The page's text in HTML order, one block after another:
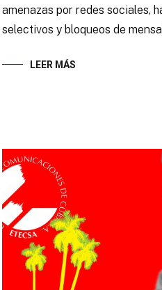
amenazas por redes sociales,
selectivos y bloqueos de
LEER MÁS